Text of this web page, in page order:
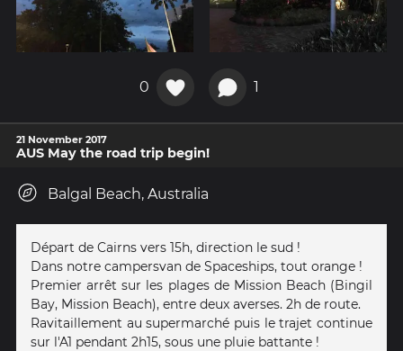
0 1
21 November 2017
AUS May the road trip begin!
Balgal Beach, Australia
Départ de Cairns vers 15h, direction le sud !
Dans notre campersvan de Spaceships, tout orange !
Premier arrêt sur les plages de Mission Beach (Bingil
Bay, Mission Beach), entre deux averses. 2h de route.
Ravitaillement au supermarché puis le trajet continue
sur l'A1 pendant 2h15, sous une pluie battante !